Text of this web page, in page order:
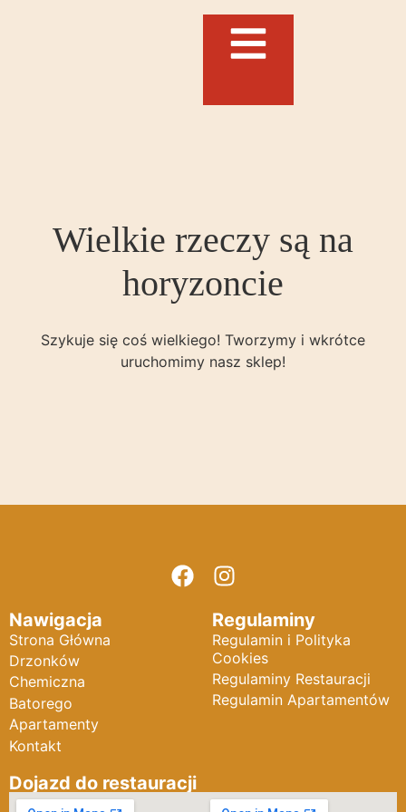
Wielkie rzeczy są na
horyzoncie
Szykuje się coś wielkiego! Tworzymy i wkrótce
uruchomimy nasz sklep!
Nawigacja
Strona Główna
Drzonków
Chemiczna
Batorego
Apartamenty
Kontakt
Regulaminy
Regulamin i Polityka
Cookies
Regulaminy Restauracji
Regulamin Apartamentów
Dojazd do restauracji